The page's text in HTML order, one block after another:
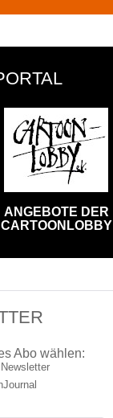
ANGEBOTE DER
CARTOONLOBBY
Abo wählen: